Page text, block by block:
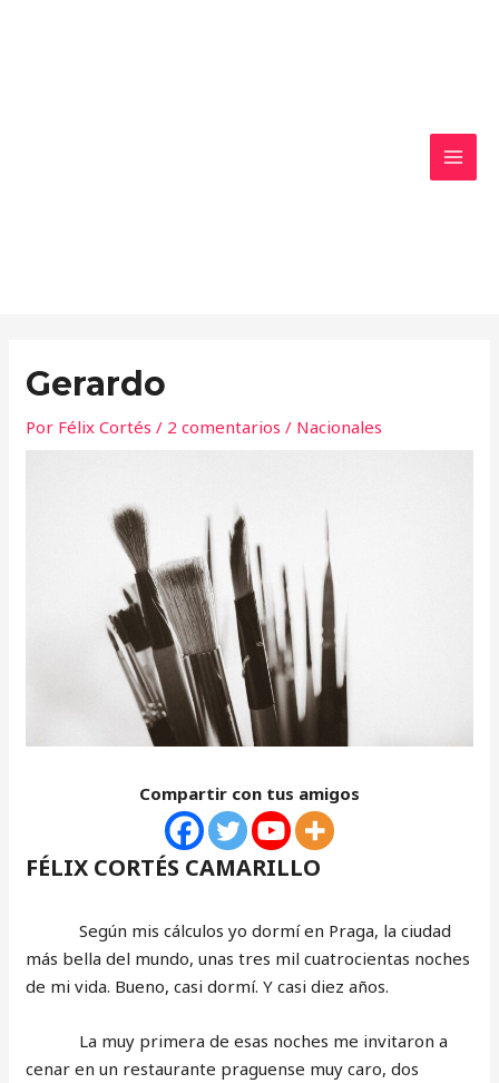
Gerardo
Por Félix Cortés/ 2 comentarios / Nacionales
Compartir con tus amigos
FÉLIX CORTÉS CAMARILLO
Según mis cálculos yo dormí en Praga, la ciudad
más bella del mundo, unas tres mil cuatrocientas noches
de mi vida. Bueno, casi dormí. Y casi diez años.
La muy primera de esas noches me invitaron a
cenar en un restaurante praguense muy caro, dos